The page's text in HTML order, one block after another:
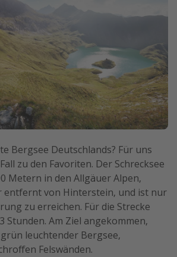
Bergsee Deutschlands? Für uns
zu den Favoriten. Der Schrecksee
Metern in den Allgäuer Alpen,
entfernt von Hinterstein, und ist nur
zu erreichen. Für die Strecke
Stunden. Am Ziel angekommen,
leuchtender Bergsee,
Felswänden.